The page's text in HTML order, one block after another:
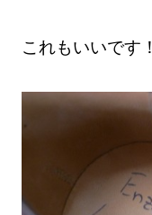
これもいいです！